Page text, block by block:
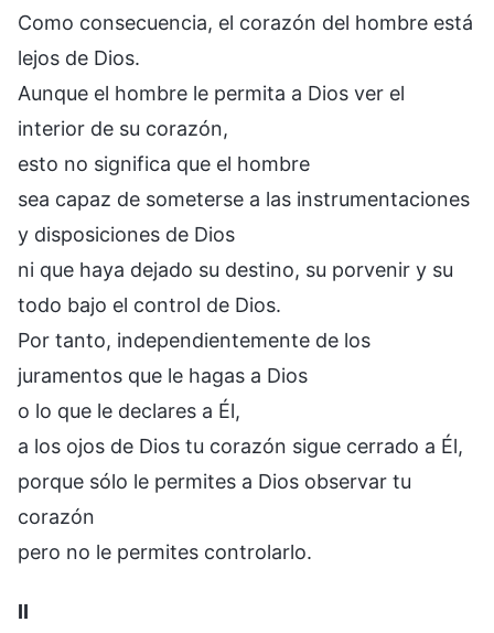
Como consecuencia, el corazón del hombre está
lejos de Dios.
Aunque el hombre le permita a Dios ver el
interior de su corazón,
esto no significa que el hombre
sea capaz de someterse a las instrumentaciones
y disposiciones de Dios
ni que haya dejado su destino, su porvenir y su
todo bajo el control de Dios.
Por tanto, independientemente de los
juramentos que le hagas a Dios
o lo que le declares a Él,
a los ojos de Dios tu corazón sigue cerrado a Él,
porque sólo le permites a Dios observar tu
corazón
pero no le permites controlarlo.
II